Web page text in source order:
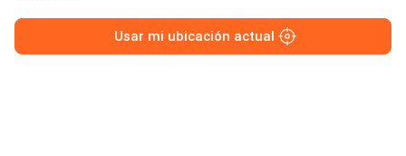
Usar mi ubicación actual